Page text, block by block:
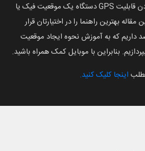
و در عین حال با فعال بودن قابلیت GPS دستگاه یک موقعیت فیک یا
بهترین راهنما را در اختیارتان قرار
داریم که به آموزش نحوه ایجاد موقعیت
بنابراین با موبایل کمک همراه باشید.
اینجا کلیک کنید.